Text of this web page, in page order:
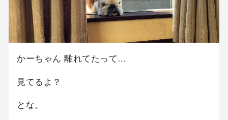
かーちゃん 離れてたって…
見てるよ？
とな。